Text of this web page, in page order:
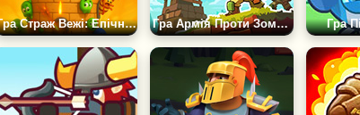
Гра Страж Вежі: Епічна Захист Гра Армія Проти Зомбі: Захист Вежі Гра